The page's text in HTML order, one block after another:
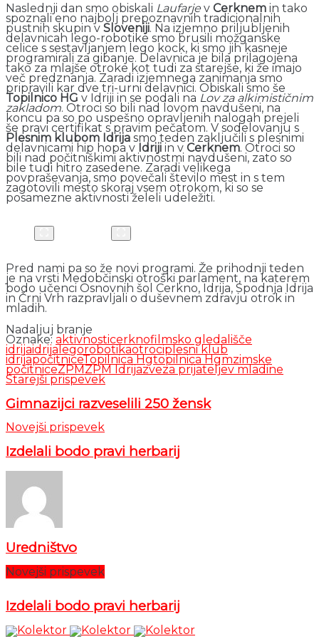
Naslednji dan smo obiskali Laufarje v Cerknem in tako
spoznali eno najbolj prepoznavnih tradicionalnih
pustnih skupin v Sloveniji. Na izjemno priljubljenih
delavnicah lego-robotike smo brusili možganske
celice s sestavljanjem lego kock, ki smo jih kasneje
programirali za gibanje. Delavnica je bila prilagojena
tako za mlajše otroke kot tudi za starejše, ki že imajo
več predznanja. Zaradi izjemnega zanimanja smo
pripravili kar dve tri-urni delavnici. Obiskali smo še
Topilnico HG v Idriji in se podali na Lov za alkimističnim
zakladom. Otroci so bili nad lovom navdušeni, na
koncu pa so po uspešno opravljenih nalogah prejeli
še pravi certifikat s pravim pečatom. V sodelovanju s
Plesnim klubom Idrija smo teden zaključili s plesnimi
delavnicami hip hopa v Idriji in v Cerknem. Otroci so
bili nad počitniškimi aktivnostmi navdušeni, zato so
bile tudi hitro zasedene. Zaradi velikega
povpraševanja, smo povečali število mest in s tem
zagotovili mesto skoraj vsem otrokom, ki so se
posamezne aktivnosti želeli udeležiti.
Pred nami pa so že novi programi. Že prihodnji teden
je na vrsti Medobčinski otroški parlament, na katerem
bodo učenci Osnovnih šol Cerkno, Idrija, Spodnja Idrija
in Črni Vrh razpravljali o duševnem zdravju otrok in
mladih.
Nadaljuj branje
Oznake: aktivnosticerknofilmsko gledališče
idrijaidrijalegorobotikaotrociplesni klub
idrijapočitniceTopilnica Hgtopilnica Hgmzimske
počitniceZPMZPM Idrijazveza prijateljev mladine
Starejši prispevek
Gimnazijci razveselili 250 žensk
Novejši prispevek
Izdelali bodo pravi herbarij
Uredništvo
Novejši prispevek
Izdelali bodo pravi herbarij